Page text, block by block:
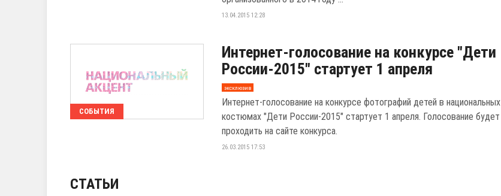
13.04.2015 12:28
СОБЫТИЯ
Интернет-голосование на конкурсе "Дети
России-2015" стартует 1 апреля
эксклюзив
Интернет-голосование на конкурсе фотографий детей в национальных
костюмах "Дети России-2015" стартует 1 апреля. Голосование будет
проходить на сайте конкурса.
26.03.2015 17:53
СТАТЬИ